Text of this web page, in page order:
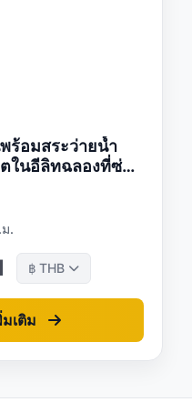
ร้อมสระว่ายน้ำ
ในอีลิทฉลองที่ซ่อน
.
฿ THB
มเติม